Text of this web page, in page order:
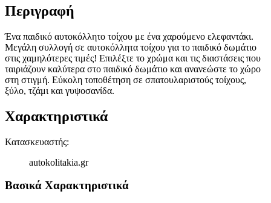
Περιγραφή
Ένα παιδικό αυτοκόλλητο τοίχου με ένα χαρούμενο ελεφαντάκι.
Μεγάλη συλλογή σε αυτοκόλλητα τοίχου για το παιδικό δωμάτιο
στις χαμηλότερες τιμές! Επιλέξτε το χρώμα και τις διαστάσεις που
ταιριάζουν καλύτερα στο παιδικό δωμάτιο και ανανεώστε το χώρο
στη στιγμή. Εύκολη τοποθέτηση σε σπατουλαριστούς τοίχους,
ξύλο, τζάμι και γυψοσανίδα.
Χαρακτηριστικά
Κατασκευαστής:
autokolitakia.gr
Βασικά Χαρακτηριστικά